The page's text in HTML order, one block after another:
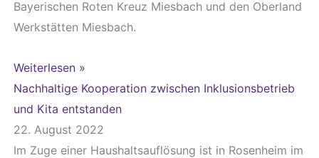
Bayerischen Roten Kreuz Miesbach und den Oberland
Werkstätten Miesbach.
Weiterlesen »
Nachhaltige Kooperation zwischen Inklusionsbetrieb
und Kita entstanden
22. August 2022
Im Zuge einer Haushaltsauflösung ist in Rosenheim im